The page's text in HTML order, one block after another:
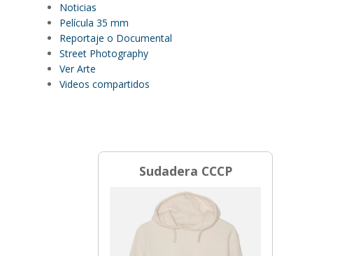
Noticias
Película 35 mm
Reportaje o Documental
Street Photography
Ver Arte
Videos compartidos
Sudadera CCCP